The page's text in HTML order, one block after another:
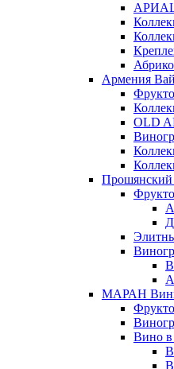
Армения
OLD
МАРАН
Вино в